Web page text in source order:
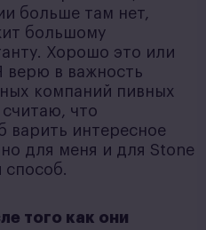
больше там нет,
большому
Хорошо это или
верю в важность
компаний пивных
что
варить интересное
для меня и для Stone
способ.
того как они